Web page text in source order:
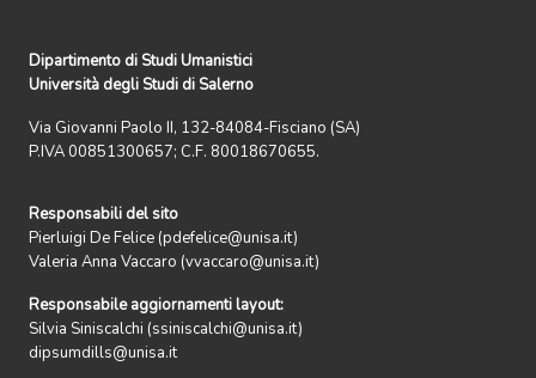
Dipartimento di Studi Umanistici
Università degli Studi di Salerno
Via Giovanni Paolo II, 132-84084-Fisciano (SA)
P.IVA 00851300657; C.F. 80018670655.
Responsabili del sito
Pierluigi De Felice (pdefelice@unisa.it)
Valeria Anna Vaccaro (vvaccaro@unisa.it)
Responsabile aggiornamenti layout:
Silvia Siniscalchi (ssiniscalchi@unisa.it)
dipsumdills@unisa.it